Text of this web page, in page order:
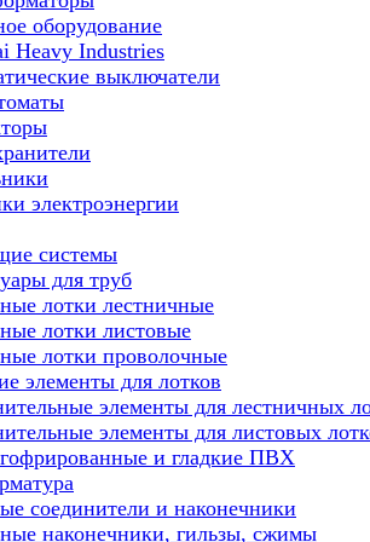
оборудование
Heavy Industries
выключатели
электроэнергии
системы
для труб
лотки лестничные
лотки листовые
лотки проволочные
элементы для лотков
элементы для лестничных
элементы для листовых
и гладкие ПВХ
соединители и наконечники
наконечники, гильзы, сжимы